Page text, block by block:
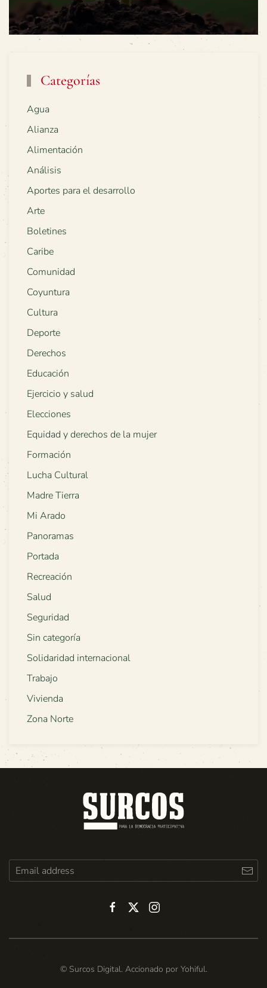
Categorías
Agua
Alianza
Alimentación
Análisis
Aportes para el desarrollo
Arte
Boletines
Caribe
Comunidad
Coyuntura
Cultura
Deporte
Derechos
Educación
Ejercicio y salud
Elecciones
Equidad y derechos de la mujer
Formación
Lucha Cultural
Madre Tierra
Mi Arado
Panoramas
Portada
Recreación
Salud
Seguridad
Sin categoría
Solidaridad internacional
Trabajo
Vivienda
Zona Norte
© Surcos Digital. Accionado por Yohiful.